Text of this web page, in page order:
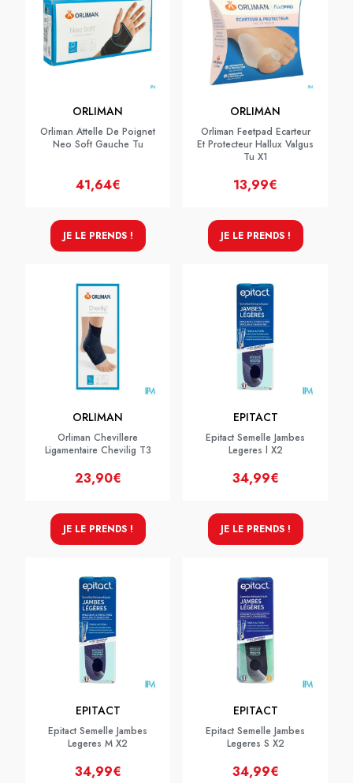
ORLIMAN
Orliman Attelle De Poignet
Neo Soft Gauche Tu
41,64€
JE LE PRENDS !
ORLIMAN
Orliman Feetpad Ecarteur
Et Protecteur Hallux Valgus
Tu X1
13,99€
JE LE PRENDS !
ORLIMAN
Orliman Chevillere
Ligamentaire Chevilig T3
23,90€
JE LE PRENDS !
EPITACT
Epitact Semelle Jambes
Legeres l X2
34,99€
JE LE PRENDS !
EPITACT
Epitact Semelle Jambes
Legeres M X2
34,99€
EPITACT
Epitact Semelle Jambes
Legeres S X2
34,99€